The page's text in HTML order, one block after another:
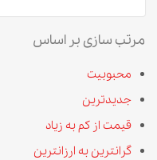
مرتب سازی بر اساس
محبوبیت
جدیدترین
قیمت از کم به زیاد
گرانترین به ارزانترین